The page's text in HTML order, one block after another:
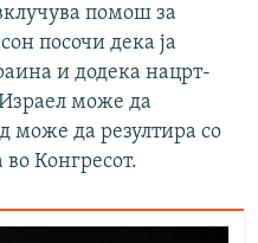
помош за
посочи дека ја
и додека нацрт-
може да
може да резултира со
Конгресот.